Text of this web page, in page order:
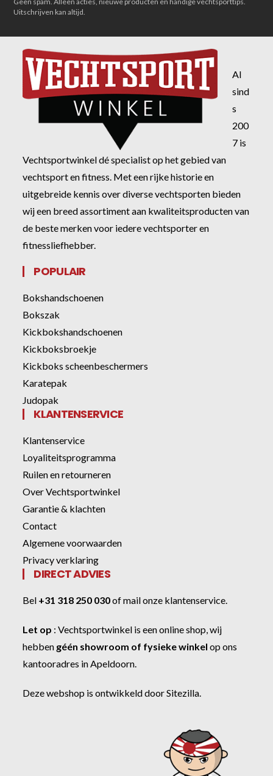
Uitschrijven kan altijd.
Al
sind
s
200
7 is
Vechtsportwinkel dé specialist op het gebied van
vechtsport en fitness. Met een rijke historie en
uitgebreide kennis over diverse vechtsporten bieden
wij een breed assortiment aan kwaliteitsproducten van
de beste merken voor iedere vechtsporter en
fitnessliefhebber.
POPULAIR
Bokshandschoenen
Bokszak
Kickbokshandschoenen
Kickboksbroekje
Kickboks scheenbeschermers
Karatepak
Judopak
KLANTENSERVICE
Klantenservice
Loyaliteitsprogramma
Ruilen en retourneren
Over Vechtsportwinkel
Garantie & klachten
Contact
Algemene voorwaarden
Privacy verklaring
DIRECT ADVIES
Bel +31 318 250 030ofmail onze klantenservice.
Let op :Vechtsportwinkel is een online shop, wij
hebben géén showroom of fysieke winkel op ons
kantooradres in Apeldoorn.
Deze webshop is ontwikkeld doorSitezilla.